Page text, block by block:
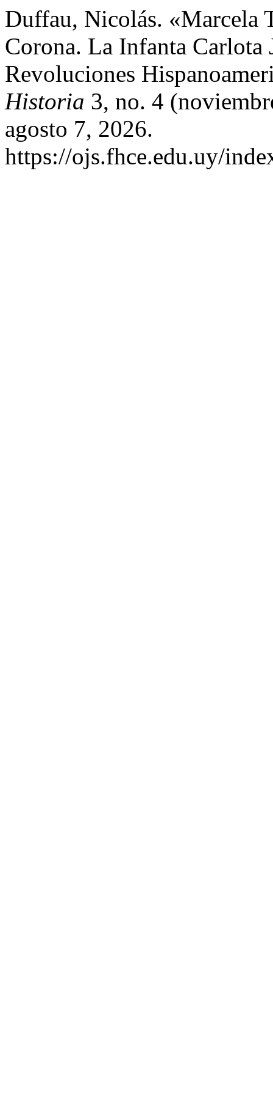
Duffau, Nicolás. «Marcela
Corona. La Infanta
Revoluciones
Historia 3, no. 4
agosto 7, 2026.
https://ojs.fhce.edu.uy/